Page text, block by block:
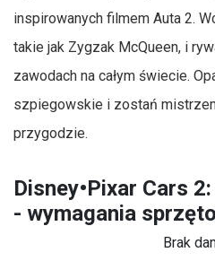
inspirowanych filmem Auta 2.
takie jak Zygzak McQueen, i
zawodach na całym świecie.
szpiegowskie i zostań
przygodzie.
Disney•Pixar Cars
- wymagania
Brak